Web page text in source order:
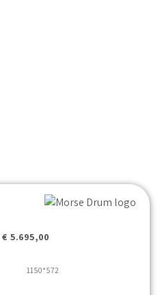
€ 5.695,00
1150*572